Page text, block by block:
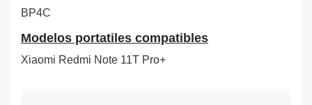
BP4C
Modelos portatiles compatibles
Xiaomi Redmi Note 11T Pro+